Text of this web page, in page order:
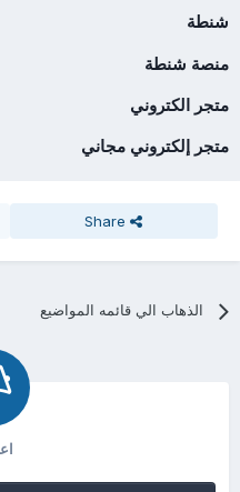
شنطة
منصة شنطة
متجر الكتروني
متجر إلكتروني مجاني
Share
الذهاب الي قائمه المواضيع